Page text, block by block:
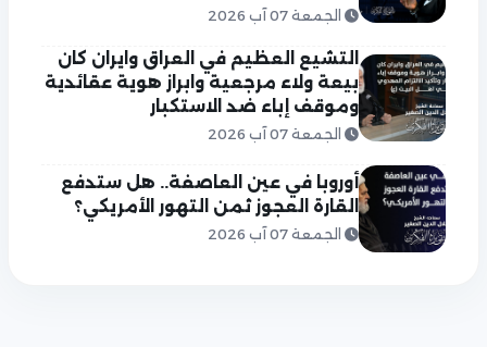
الجمعة 07 آب 2026
التشيع العظيم في العراق وايران كان
بيعة ولاء مرجعية وابراز هوية عقائدية
وموقف إباء ضد الاستكبار
الجمعة 07 آب 2026
أوروبا في عين العاصفة.. هل ستدفع
القارة العجوز ثمن التهور الأمريكي؟
الجمعة 07 آب 2026